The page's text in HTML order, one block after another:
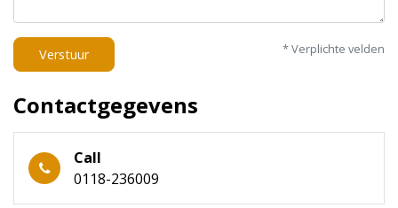
Verstuur * Verplichte velden
Contactgegevens
Call
0118-236009